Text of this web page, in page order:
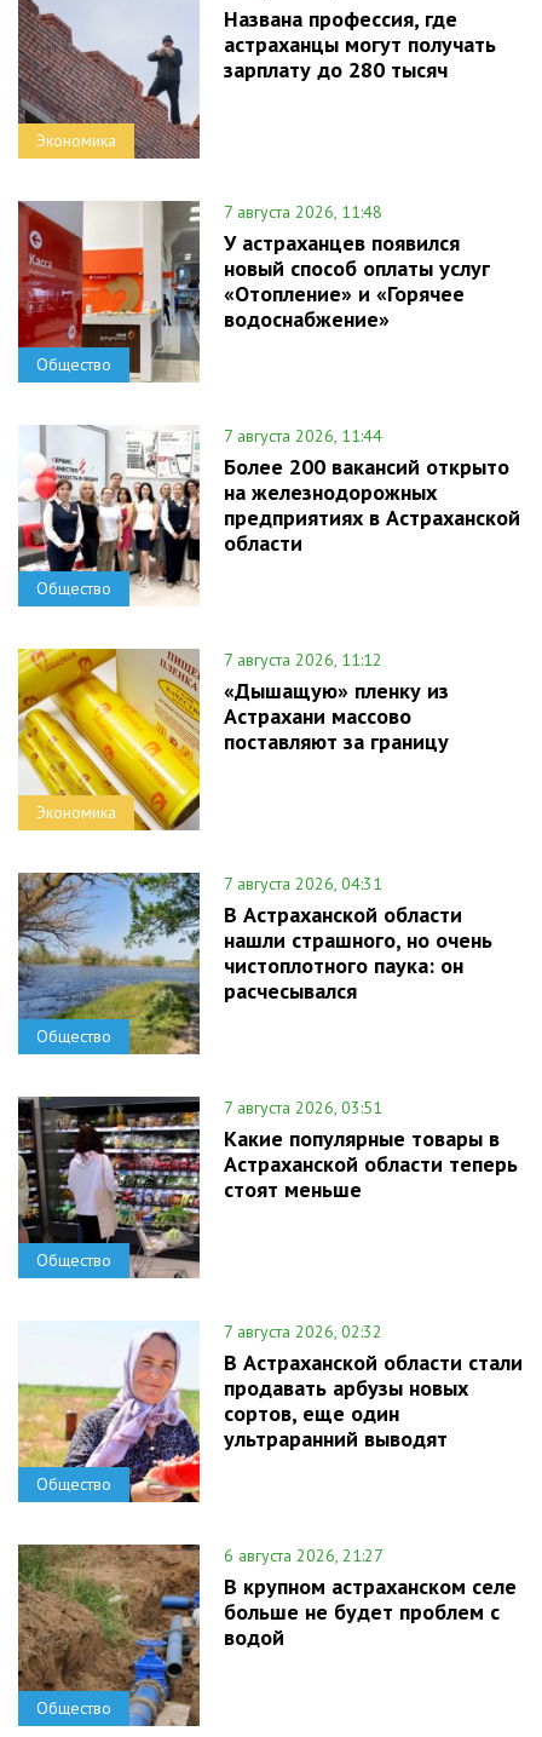
Экономика
Названа профессия, где
астраханцы могут получать
зарплату до 280 тысяч
Общество
7 августа 2026, 11:48
У астраханцев появился
новый способ оплаты услуг
«Отопление» и «Горячее
водоснабжение»
Общество
7 августа 2026, 11:44
Более 200 вакансий открыто
на железнодорожных
предприятиях в Астраханской
области
Экономика
7 августа 2026, 11:12
«Дышащую» пленку из
Астрахани массово
поставляют за границу
Общество
7 августа 2026, 04:31
В Астраханской области
нашли страшного, но очень
чистоплотного паука: он
расчесывался
Общество
7 августа 2026, 03:51
Какие популярные товары в
Астраханской области теперь
стоят меньше
Общество
7 августа 2026, 02:32
В Астраханской области стали
продавать арбузы новых
сортов, еще один
ультраранний выводят
Общество
6 августа 2026, 21:27
В крупном астраханском селе
больше не будет проблем с
водой